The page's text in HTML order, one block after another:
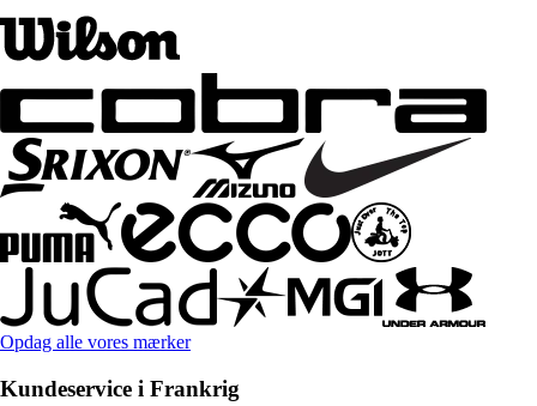
Opdag alle vores mærker
Kundeservice i Frankrig